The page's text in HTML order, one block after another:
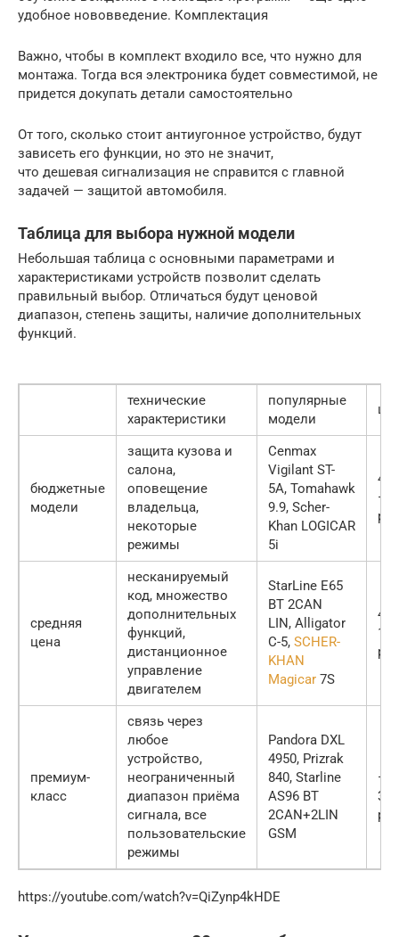
удобное нововведение. Комплектация
Важно, чтобы в комплект входило все, что нужно для
монтажа. Тогда вся электроника будет совместимой, не
придется докупать детали самостоятельно
От того, сколько стоит антиугонное устройство, будут
зависеть его функции, но это не значит,
что дешевая сигнализация не справится с главной
задачей — защитой автомобиля.
Таблица для выбора нужной модели
Небольшая таблица с основными параметрами и
характеристиками устройств позволит сделать
правильный выбор. Отличаться будут ценовой
диапазон, степень защиты, наличие дополнительных
функций.
технические
характеристики
популярные
модели
бюджетные
модели
защита кузова и
салона,
оповещение
владельца,
некоторые
режимы
Cenmax
Vigilant ST-
5A, Tomahawk
9.9, Scher-
Khan LOGICAR
5i
—
р
средняя
цена
несканируемый
код, множество
дополнительных
функций,
дистанционное
управление
двигателем
StarLine E65
BT 2CAN
LIN, Alligator
C-5, SCHER-
KHAN
Magicar 7S
р
премиум-
класс
связь через
любое
устройство,
неограниченный
диапазон приёма
сигнала, все
пользовательские
режимы
Pandora DXL
4950, Prizrak
840, Starline
AS96 BT
2CAN+2LIN
GSM
—
р
https://youtube.com/watch?v=QiZynp4kHDE